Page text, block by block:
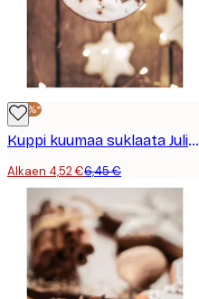
-30%*
Kuppi kuumaa suklaata Juliste
Alkaen 4,52 €6,45 €